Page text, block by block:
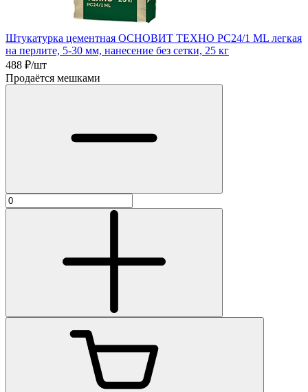
Штукатурка цементная ОСНОВИТ ТЕХНО РС24/1 ML легкая
на перлите, 5-30 мм, нанесение без сетки, 25 кг
488 ₽/шт
Продаётся мешками